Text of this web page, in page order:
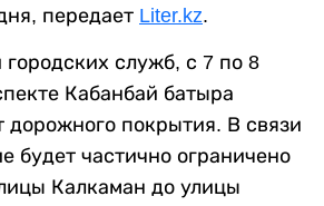
передает Liter.kz.
служб, с 7 по 8
Кабанбай батыра
дорожного покрытия. В связи
будет частично ограничено
Калкаман до улицы